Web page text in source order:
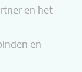
en het
en